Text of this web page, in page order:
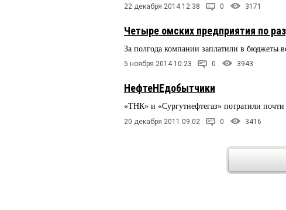
22 декабря 2014 12:38 0 3171
Четыре омских предприятия по
За полгода компании заплатили в бюджеты
5 ноября 2014 10:23 0 3943
НефтеНЕдобытчики
«ТНК» и «Сургутнефтегаз» потратили
20 декабря 2011 09:02 0 3416